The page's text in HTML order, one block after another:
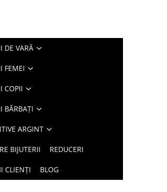
DE VARĂ
FEMEI
COPII
BĂRBAȚI
ARGINT
BIJUTERII REDUCERI
CLIENȚI BLOG